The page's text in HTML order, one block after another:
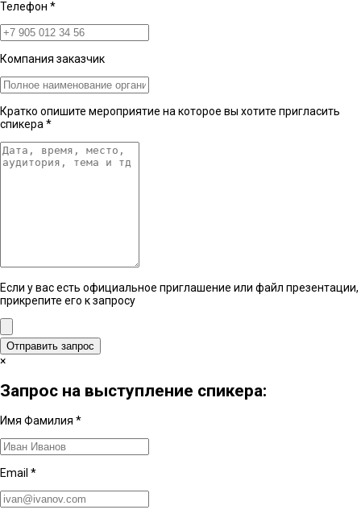
Телефон *
Компания заказчик
Кратко опишите мероприятие на которое вы хотите пригласить
спикера *
Если у вас есть официальное приглашение или файл презентации,
прикрепите его к запросу
Отправить запрос
×
Запрос на выступление спикера:
Имя Фамилия *
Email *